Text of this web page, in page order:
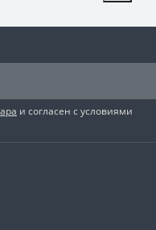
и согласен с условиями